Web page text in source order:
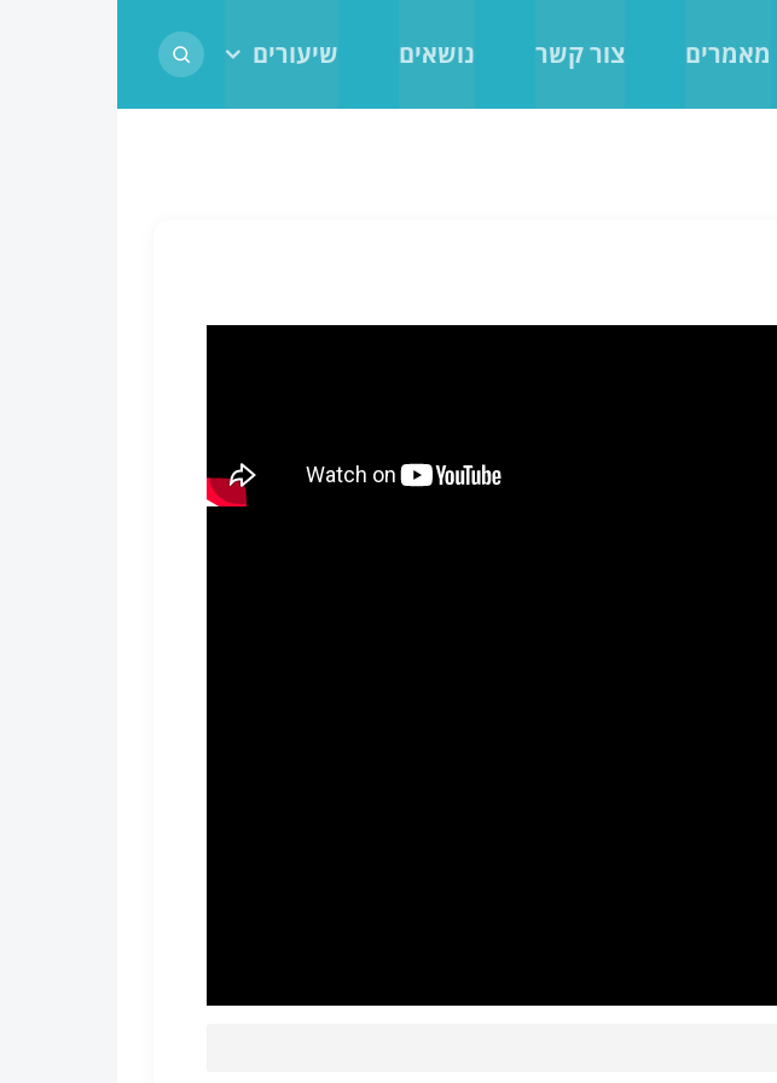
מאמרים צור קשר נושאים שיעורים